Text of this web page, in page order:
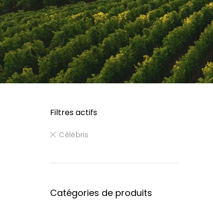
Filtres actifs
Célébris
Catégories de produits